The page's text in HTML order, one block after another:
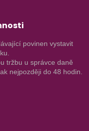
povinen vystavit
tržbu u správce daně
nejpozději do 48 hodin.